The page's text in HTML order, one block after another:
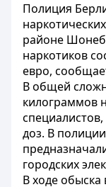
Полиция
районе
наркотиков
евро,
В общей
килограммов
доз. В
городских
В ходе обыска